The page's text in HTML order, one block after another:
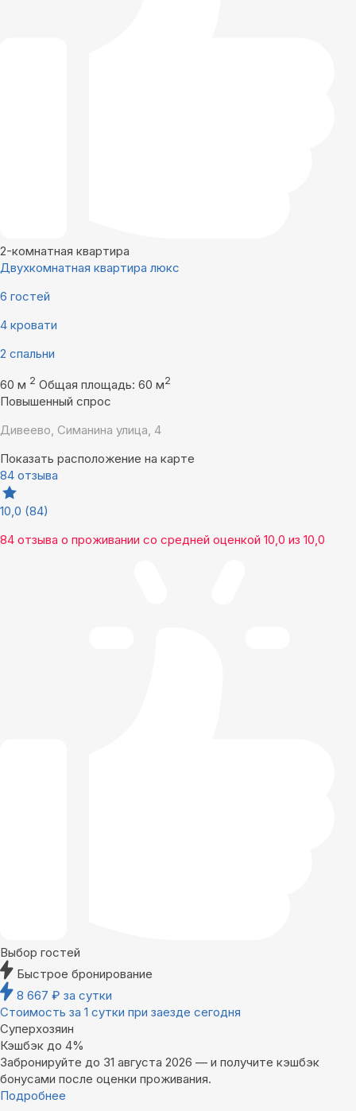
2-комнатная квартира
Двухкомнатная квартира люкс
6 гостей
4 кровати
2 спальни
60 м 2 Общая площадь: 60 м2
Повышенный спрос
Дивеево, Симанина улица, 4
Показать расположение на карте
84 отзыва
10,0 (84)
84 отзыва о проживании со средней оценкой 10,0 из 10,0
Выбор гостей
Быстрое бронирование
8 667 ₽ за сутки
Стоимость за 1 сутки при заезде сегодня
Суперхозяин
Кэшбэк до 4%
Забронируйте до 31 августа 2026 — и получите кэшбэк
бонусами после оценки проживания.
Подробнее